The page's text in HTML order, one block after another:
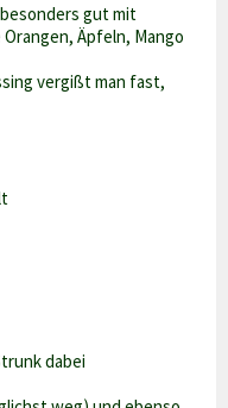
gut mit
Äpfeln, Mango
vergißt man fast,
dabei